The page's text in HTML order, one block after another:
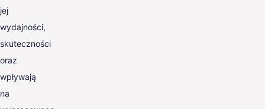
jej
wydajności,
skuteczności
oraz
wpływają
na